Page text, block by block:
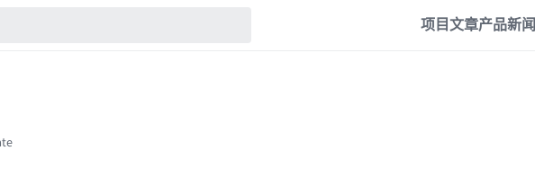
项目文章产品新闻